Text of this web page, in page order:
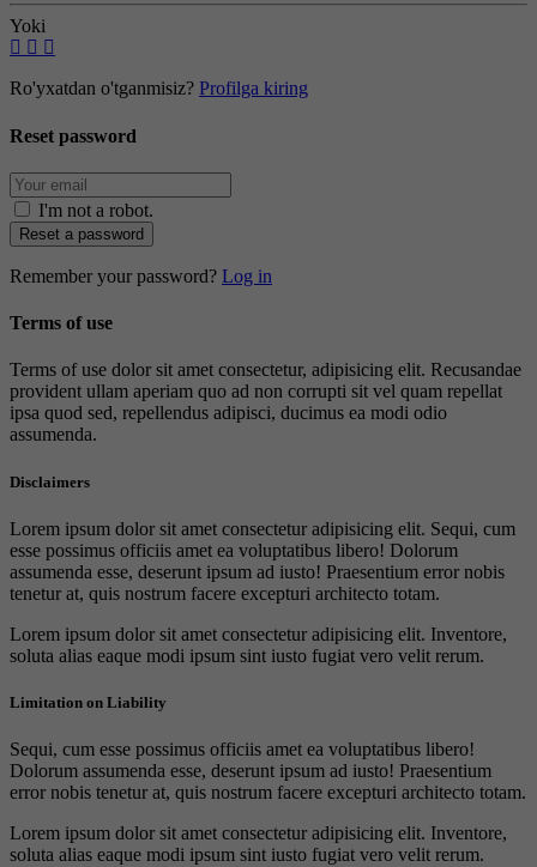
Yoki
Ro'yxatdan o'tganmisiz? Profilga kiring
Reset password
I'm not a robot.
Reset a password
Remember your password? Log in
Terms of use
Terms of use dolor sit amet consectetur, adipisicing elit. Recusandae
provident ullam aperiam quo ad non corrupti sit vel quam repellat
ipsa quod sed, repellendus adipisci, ducimus ea modi odio
assumenda.
Disclaimers
Lorem ipsum dolor sit amet consectetur adipisicing elit. Sequi, cum
esse possimus officiis amet ea voluptatibus libero! Dolorum
assumenda esse, deserunt ipsum ad iusto! Praesentium error nobis
tenetur at, quis nostrum facere excepturi architecto totam.
Lorem ipsum dolor sit amet consectetur adipisicing elit. Inventore,
soluta alias eaque modi ipsum sint iusto fugiat vero velit rerum.
Limitation on Liability
Sequi, cum esse possimus officiis amet ea voluptatibus libero!
Dolorum assumenda esse, deserunt ipsum ad iusto! Praesentium
error nobis tenetur at, quis nostrum facere excepturi architecto totam.
Lorem ipsum dolor sit amet consectetur adipisicing elit. Inventore,
soluta alias eaque modi ipsum sint iusto fugiat vero velit rerum.